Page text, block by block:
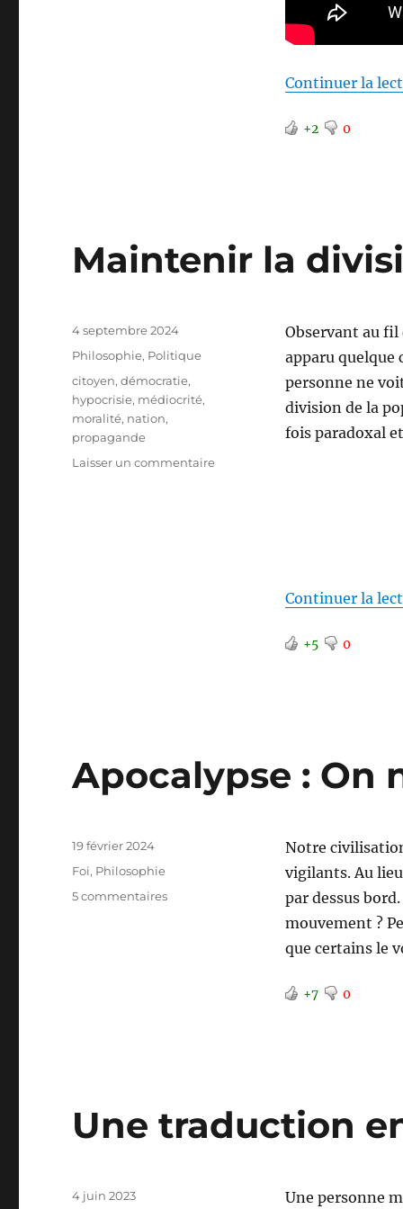
Continuer la
+2 0
Maintenir la
Observant au
apparu quelque
personne ne
division de la
fois paradoxal
Continuer la
+5 0
Publié
le
4 septembre 2024
Catégories
Philosophie, Politique
Étiquettes
citoyen,démocratie,
hypocrisie, médiocrité,
moralité, nation,
propagande
Laisser un commentairesur
Apocalypse : On
Notre
vigilants. Au
par dessus
mouvement ?
que certains le
+7 0
Publié
19 février 2024
Catégories
Foi, Philosophie
5 commentairessur
Une traduction
Une personne
Publié
4 juin 2023